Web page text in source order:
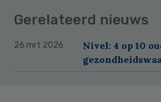
Gerelateerd nieuws
26 mrt 2026
Nivel: 4 op 10